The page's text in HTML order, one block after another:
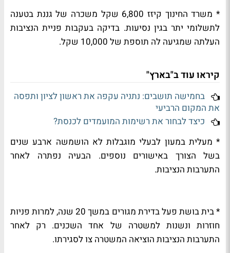
* משרד החינוך קיזז 6,800 שקל משכרה של גננת בטענה
לתשלומי יתר בגין נסיעות. בדיקה בעקבות פניית הנציבות
העלתה שמגיעה לה תוספת של 10,000 שקל.
קיראו עוד ב"בארץ"
בחמישה תושבים: נתניה עקפה את ראשון לציון ותפסה
את המקום הרביעי
כיצד לבחור את רשימות המועמדים לכנסת?
* מעלית במעון לבעלי מוגבלות לא הושמשה ארבע שנים
בשל הצורך באישורים נוספים. הבעיה נפתרה לאחר
התערבות הנציבות.
* בית בושת פעל בדירת מגורים במשך 20 שנה, למרות פניות
חוזרות ונשנות למשטרה של אחד השכנים. רק לאחר
התערבות הנציבות הוציאה המשטרה צו לסגירתו.